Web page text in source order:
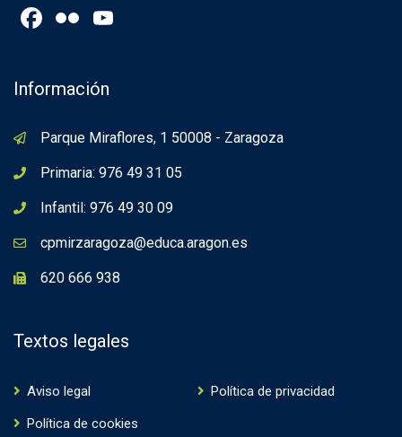
Facebook
Flickr
Información
Parque Miraflores, 1 50008 - Zaragoza
Primaria: 976 49 31 05
Infantil: 976 49 30 09
cpmirzaragoza@educa.aragon.es
620 666 938
Textos legales
Aviso legal
Política de privacidad
Política de cookies